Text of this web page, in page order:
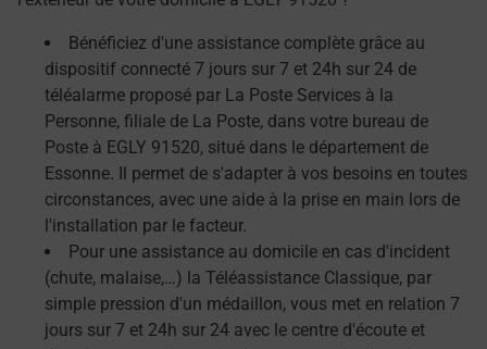
Bénéficiez d'une assistance complète grâce au
dispositif connecté 7 jours sur 7 et 24h sur 24 de
téléalarme proposé par La Poste Services à la
Personne, filiale de La Poste, dans votre bureau de
Poste à EGLY 91520, situé dans le département de
Essonne. Il permet de s'adapter à vos besoins en toutes
circonstances, avec une aide à la prise en main lors de
l'installation par le facteur.
Pour une assistance au domicile en cas d'incident
(chute, malaise,…) la Téléassistance Classique, par
simple pression d'un médaillon, vous met en relation 7
jours sur 7 et 24h sur 24 avec le centre d'écoute et